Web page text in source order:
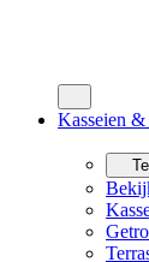
Kasseien &